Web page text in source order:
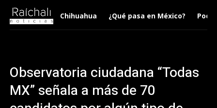
Chihuahua ¿Qué pasa en México?
Observatoria ciudadana “Todas
MX” señala a más de 70